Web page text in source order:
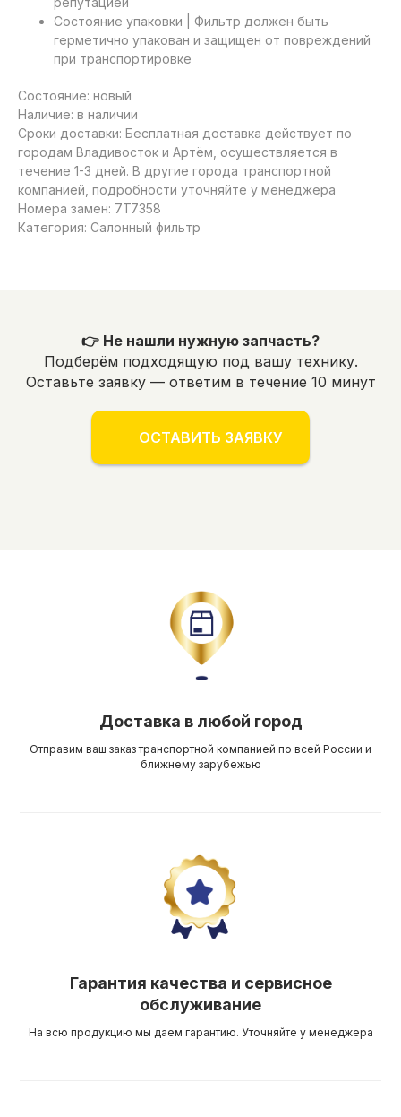
Состояние упаковки | Фильтр должен быть
герметично упакован и защищен от повреждений
при транспортировке
Состояние: новый
Наличие: в наличии
Сроки доставки: Бесплатная доставка действует по
городам Владивосток и Артём, осуществляется в
течение 1-3 дней. В другие города транспортной
компанией, подробности уточняйте у менеджера
Номера замен: 7T7358
Категория: Салонный фильтр
👉 Не нашли нужную запчасть?
Подберём подходящую под вашу технику.
Оставьте заявку — ответим в течение 10 минут
ОСТАВИТЬ ЗАЯВКУ
Доставка в любой город
Отправим ваш заказ транспортной компанией по всей России и
ближнему зарубежью
Гарантия качества и сервисное
обслуживание
На всю продукцию мы даем гарантию. Уточняйте у менеджера